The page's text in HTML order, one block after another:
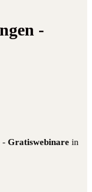
-
- Gra­tis­web­i­na­re in